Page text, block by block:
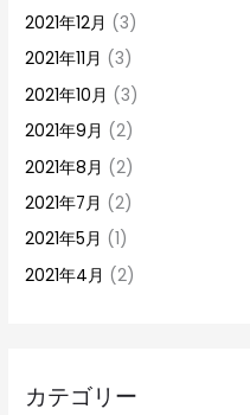
2021年12月 (3)
2021年11月 (3)
2021年10月 (3)
2021年9月 (2)
2021年8月 (2)
2021年7月 (2)
2021年5月 (1)
2021年4月 (2)
カテゴリー